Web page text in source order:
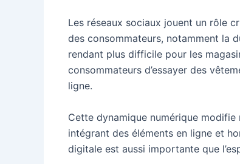
Les réseaux sociaux jouent un rôle
des consommateurs, notamment la
rendant plus difficile pour les
consommateurs d’essayer des
ligne.
Cette dynamique numérique modifie
intégrant des éléments en ligne et
digitale est aussi importante que